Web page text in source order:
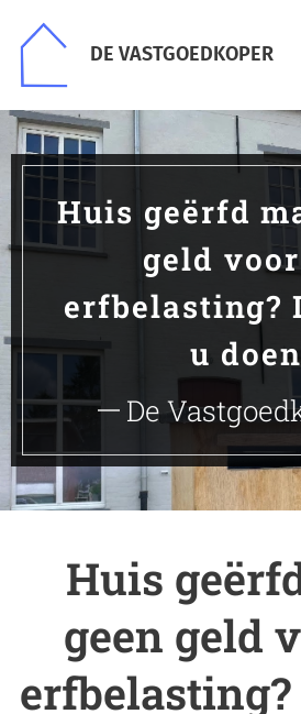
DE VASTGOEDKOPER
Huis geërfd
geld
erfbelasting?
u doen
De
Huis
geen geld